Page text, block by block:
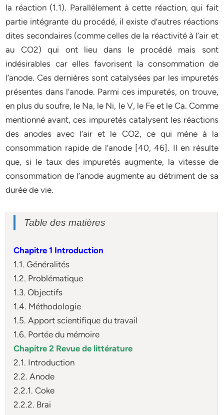
la réaction (1.1). Parallèlement à cette réaction, qui fait
partie intégrante du procédé, il existe d’autres réactions
dites secondaires (comme celles de la réactivité à l’air et
au CO2) qui ont lieu dans le procédé mais sont
indésirables car elles favorisent la consommation de
l’anode. Ces dernières sont catalysées par les impuretés
présentes dans l’anode. Parmi ces impuretés, on trouve,
en plus du soufre, le Na, le Ni, le V, le Fe et le Ca. Comme
mentionné avant, ces impuretés catalysent les réactions
des anodes avec l’air et le CO2, ce qui mène à la
consommation rapide de l’anode [40, 46]. Il en résulte
que, si le taux des impuretés augmente, la vitesse de
consommation de l’anode augmente au détriment de sa
durée de vie.
Table des matières
Chapitre 1 Introduction
1.1. Généralités
1.2. Problématique
1.3. Objectifs
1.4. Méthodologie
1.5. Apport scientifique du travail
1.6. Portée du mémoire
Chapitre 2 Revue de littérature
2.1. Introduction
2.2. Anode
2.2.1. Coke
2.2.2. Brai